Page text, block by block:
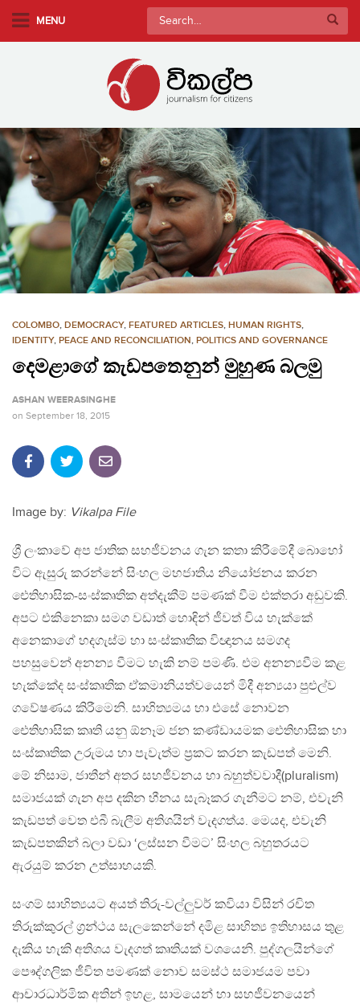
m
i
c
o
n
t
e
MENU
Search
for:
COLOMBO, DEMOCRACY, FEATURED ARTICLES, HUMAN RIGHTS,
IDENTITY, PEACE AND RECONCILIATION, POLITICS AND GOVERNANCE
දෙමළාගේ කැඩපතෙනුන් මුහුණ බලමු
ASHAN WEERASINGHE
on September 18, 2015
Image by: Vikalpa File
ශ්‍රී ලංකාවේ අප ජාතික සහජීවනය ගැන කතා කිරීමේදී බොහෝ
විට ඇසුරු කරන්නේ සිංහල මහජාතිය නියෝජනය කරන
ඓතිහාසික-සංස්කෘතික අත්දැකීම් පමණක් වීම එක්තරා අඩුවකි.
අපට එකිනෙකා සමග වඩාත් හොඳින් ජීවත් විය හැක්කේ
අනෙකාගේ හදගැස්ම හා සංස්කෘතික විඥානය සමගද
පහසුවෙන් අනන්‍ය වීමට හැකි නම් පමණි. එම අනන්‍යවීම කළ
හැක්කේද සංස්කෘතික ඒකමානියත්වයෙන් මිදී අන්‍යයා පුළුල්ව
ගවේෂණය කිරීමෙනි. සාහිත්‍යමය හා එසේ නොවන
ඓතිහාසික කෘති යනු ඕනෑම ජන කණ්ඩායමක ඓතිහාසික හා
සංස්කෘතික උරුමය හා පැවැත්ම ප්‍රකට කරන කැඩපත් මෙනි.
මේ නිසාම, ජාතීන් අතර සහජීවනය හා බහුත්වවාදී(pluralism)
සමාජයක් ගැන අප දකින හීනය සැබෑකර ගැනීමට නම්, එවැනි
කැඩපත් වෙත එබී බැලීම අතිශයින් වැදගත්ය. මෙයද, එවැනි
කැඩපතකින් බලා වඩා ‘ලස්සන වීමට’ සිංහල බහුතරයට
ඇරයුම් කරන උත්සාහයකි.
සංගම් සාහිත්‍යයට අයත් තිරු-වල්ලුවර් කවියා විසින් රචිත
තිරුක්කුරල් ග්‍රන්ථය සැලකෙන්නේ දමිළ සාහිත්‍ය ඉතිහාසය තුළ
දැකිය හැකි අතිශය වැදගත් කෘතියක් වශයෙනි. පුද්ගලයින්ගේ
පෞද්ගලික ජීවිත පමණක් නොව සමස්ථ සමාජයම පවා
ආචාරධාර්මික අතින් ඉහළ, සාමයෙන් හා සහජීවනයෙන්